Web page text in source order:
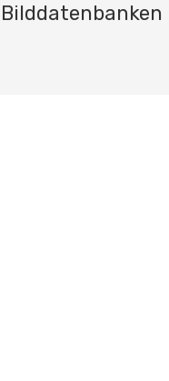
Bilddatenbanken